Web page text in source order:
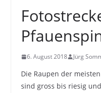
6. August 2018 Jürg
Die Raupen der
sind gross bis riesig